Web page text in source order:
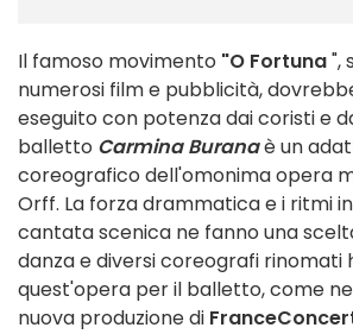
Il famoso movimento "O Fortuna",
numerosi film e pubblicità,
eseguito con potenza dai coristi e
balletto Carmina Buranaè un
coreografico dell'omonima opera
Orff. La forza drammatica e i ritmi
cantata scenica ne fanno una
danza e diversi coreografi
quest'opera per il balletto, come
nuova produzione di